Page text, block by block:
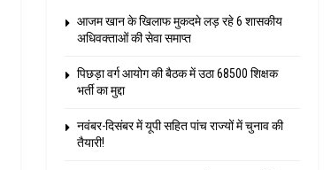
आजम खान के खिलाफ मुकदमे लड़ रहे 6 शासकीय
अधिवक्ताओं की सेवा समाप्त
पिछड़ा वर्ग आयोग की बैठक में उठा 68500 शिक्षक
भर्ती का मुद्दा
नवंबर-दिसंबर में यूपी सहित पांच राज्यों में चुनाव की
तैयारी!